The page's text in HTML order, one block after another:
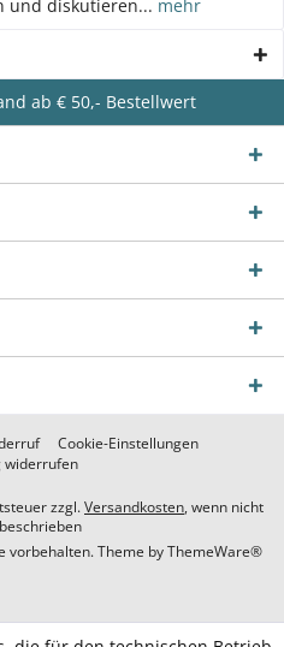
und diskutieren... mehr
ab € 50,- Bestellwert
Cookie-Einstellungen
widerrufen
zzgl.Versandkosten, wenn nicht
vorbehalten. Theme byThemeWare®